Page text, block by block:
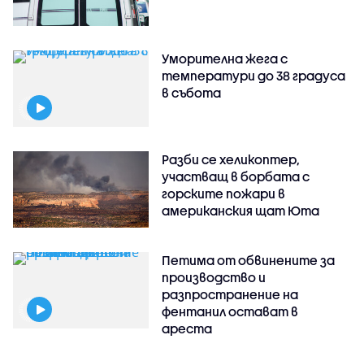
Уморителна жега с
температури до 38 градуса
в събота
Разби се хеликоптер,
участващ в борбата с
горските пожари в
американския щат Юта
Петима от обвинените за
производство и
разпространение на
фентанил остават в
ареста